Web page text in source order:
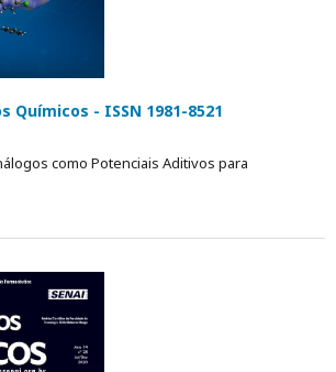
Químicos - ISSN 1981-8521
como Potenciais Aditivos para